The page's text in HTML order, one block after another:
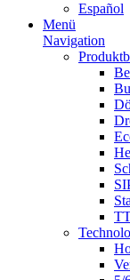
Español
Menü
Navigation